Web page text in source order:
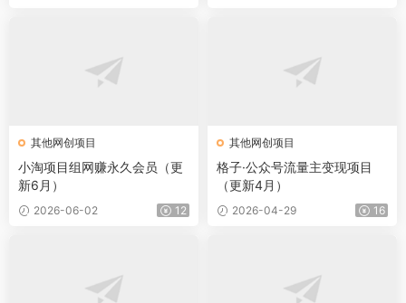
其他网创项目
小淘项目组网赚永久会员（更
新6月）
2026-06-02 12
其他网创项目
格子·公众号流量主变现项目
（更新4月）
2026-04-29 16